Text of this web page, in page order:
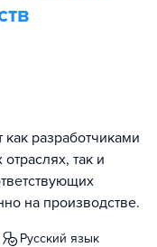
разработчиками
так и
на производстве.
русский язык